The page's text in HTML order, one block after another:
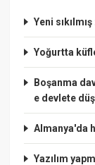
Yeni
Yoğurtta
Boşanma
e devlete
Almanya'da
Yazılım